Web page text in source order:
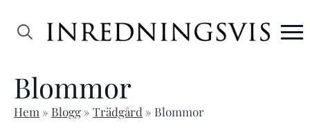
Blommor
Hem » Blogg » Trädgård » Blommor